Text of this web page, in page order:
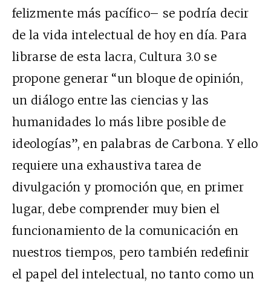
felizmente más pacífico– se podría decir
de la vida intelectual de hoy en día. Para
librarse de esta lacra, Cultura 3.0 se
propone generar “un bloque de opinión,
un diálogo entre las ciencias y las
humanidades lo más libre posible de
ideologías”, en palabras de Carbona. Y ello
requiere una exhaustiva tarea de
divulgación y promoción que, en primer
lugar, debe comprender muy bien el
funcionamiento de la comunicación en
nuestros tiempos, pero también redefinir
el papel del intelectual, no tanto como un